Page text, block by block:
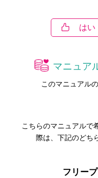
はい
マニュア
このマニュアル
こちらのマニュアルで
際は、下記のどち
フリー